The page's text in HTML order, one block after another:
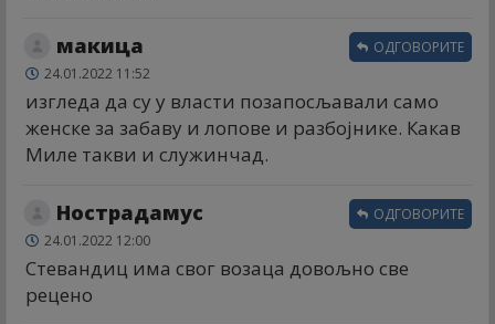
макица
24.01.2022 11:52
изгледа да су у власти позапосљавали само
женске за забаву и лопове и разбојнике. Какав
Миле такви и служинчад.
ОДГОВОРИТЕ
Нострадамус
24.01.2022 12:00
Стевандиц има свог возаца довољно све
рецено
ОДГОВОРИТЕ